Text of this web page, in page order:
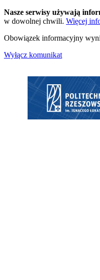
Nasze serwisy używają
w dowolnej chwili. Więcej
Obowiązek informacyjny
Wyłącz komunikat